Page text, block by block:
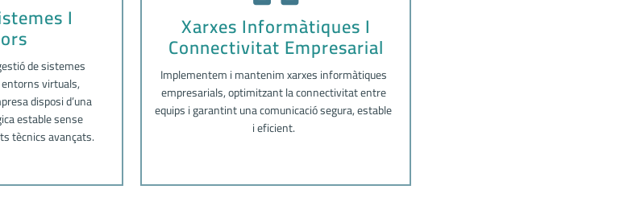
I
de sistemes
virtuals,
disposi d’una
estable sense
tècnics avançats.
Xarxes Informàtiques I
Connectivitat Empresarial
Implementem i mantenim xarxes informàtiques
empresarials, optimitzant la connectivitat entre
equips i garantint una comunicació segura, estable
i eficient.